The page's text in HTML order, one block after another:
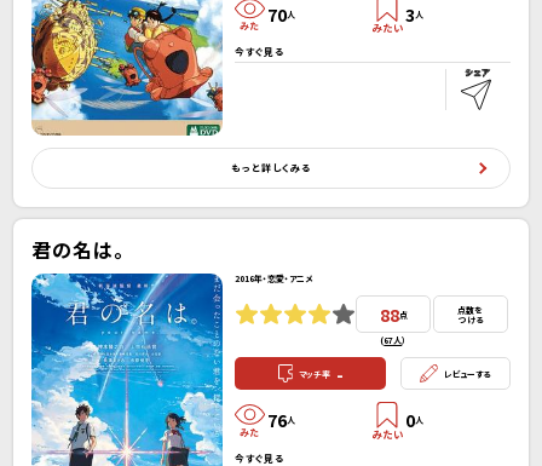
70人 3人
今すぐ見る
もっと詳しくみる
君の名は。
2016年・恋愛・アニメ
88点
(67人）
点数を
つける
マッチ率 - レビューする
76人 0人
今すぐ見る